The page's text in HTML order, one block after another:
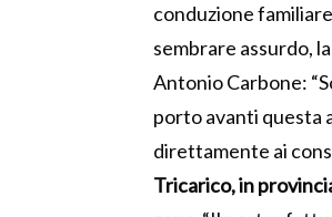
conduzione
sembrare assurdo,
Antonio Carbone:
porto avanti questa
direttamente ai
Tricarico, in